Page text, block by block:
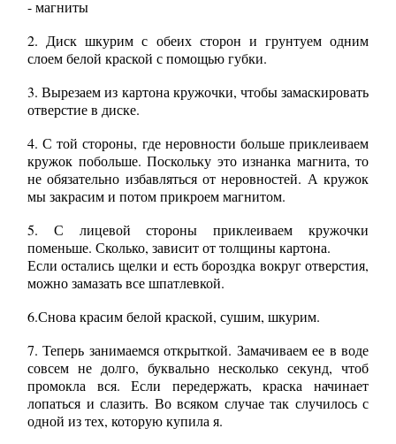
- магниты
2. Диск шкурим с обеих сторон и грунтуем одним
слоем белой краской с помощью губки.
3. Вырезаем из картона кружочки, чтобы замаскировать
отверстие в диске.
4. С той стороны, где неровности больше приклеиваем
кружок побольше. Поскольку это изнанка магнита, то
не обязательно избавляться от неровностей. А кружок
мы закрасим и потом прикроем магнитом.
5. С лицевой стороны приклеиваем кружочки
поменьше. Сколько, зависит от толщины картона.
Если остались щелки и есть бороздка вокруг отверстия,
можно замазать все шпатлевкой.
6.Снова красим белой краской, сушим, шкурим.
7. Теперь занимаемся открыткой. Замачиваем ее в воде
совсем не долго, буквально несколько секунд, чтоб
промокла вся. Если передержать, краска начинает
лопаться и слазить. Во всяком случае так случилось с
одной из тех, которую купила я.